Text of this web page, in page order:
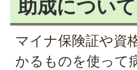
助成について
マイナ保険証や資
かるものを使って